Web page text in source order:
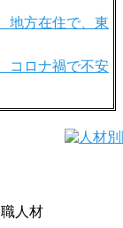
地方在住で、東
コロナ禍で不安